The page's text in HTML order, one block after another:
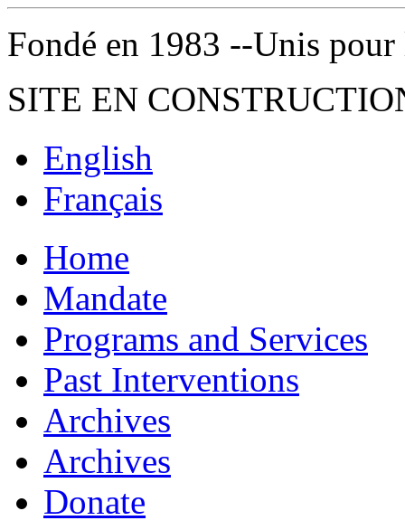
Fondé en 1983 --Unis
SITE EN
English
Français
Home
Mandate
Programs and Services
Past Interventions
Archives
Archives
Donate